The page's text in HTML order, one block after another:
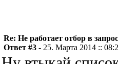
Re: Не работает отбор в
Ответ #3 - 25. Марта 2014 ::